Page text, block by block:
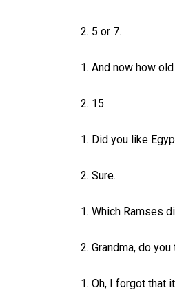
2. 5 or 7.
1. And now how
2. 15.
1. Did you like
2. Sure.
1. Which Ramses
2. Grandma, do
1. Oh, I forgot that